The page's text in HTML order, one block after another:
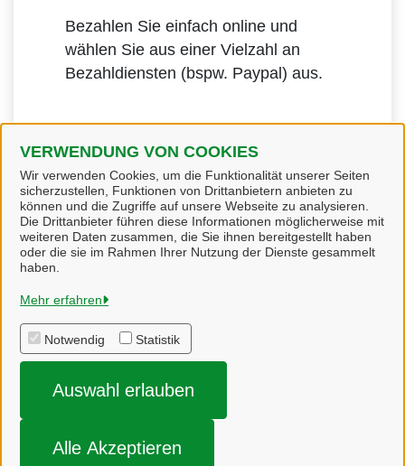
VERWENDUNG VON COOKIES
Wir verwenden Cookies, um die Funktionalität unserer Seiten
sicherzustellen, Funktionen von Drittanbietern anbieten zu
können und die Zugriffe auf unsere Webseite zu analysieren.
Die Drittanbieter führen diese Informationen möglicherweise mit
weiteren Daten zusammen, die Sie ihnen bereitgestellt haben
oder die sie im Rahmen Ihrer Nutzung der Dienste gesammelt
haben.
Mehr erfahren
Notwendig Statistik
Auswahl erlauben
Alle Akzeptieren
Bezahlen Sie einfach online und
wählen Sie aus einer Vielzahl an
Bezahldiensten (bspw. Paypal) aus.
Bienenbüttel
Alle Rechte vorbehalten
Impressum